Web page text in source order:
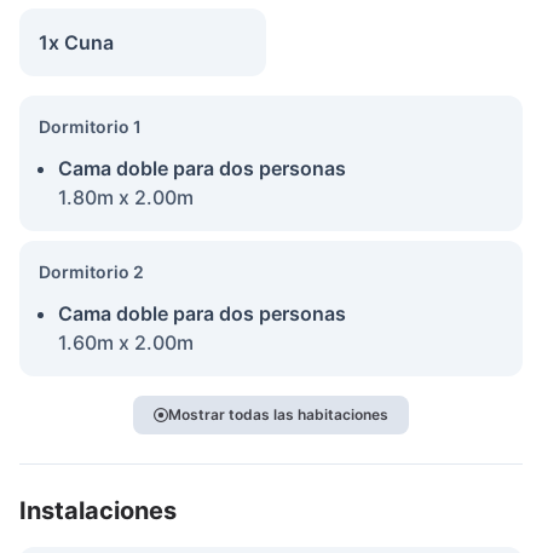
1x Cuna
Dormitorio 1
Cama doble para dos personas
1.80m x 2.00m
Dormitorio 2
Cama doble para dos personas
1.60m x 2.00m
Mostrar todas las habitaciones
Instalaciones